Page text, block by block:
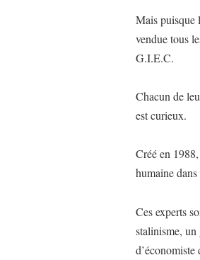
Mais puisque
vendue tous
G.I.E.C.
Chacun de
est curieux.
Créé en
humaine
Ces experts
stalinisme,